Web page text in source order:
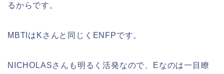
るからです。
MBTIはKさんと同じくENFPです。
NICHOLASさんも明るく活発なので、Eなのは一目瞭